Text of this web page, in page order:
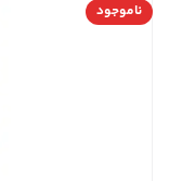
ناموجود